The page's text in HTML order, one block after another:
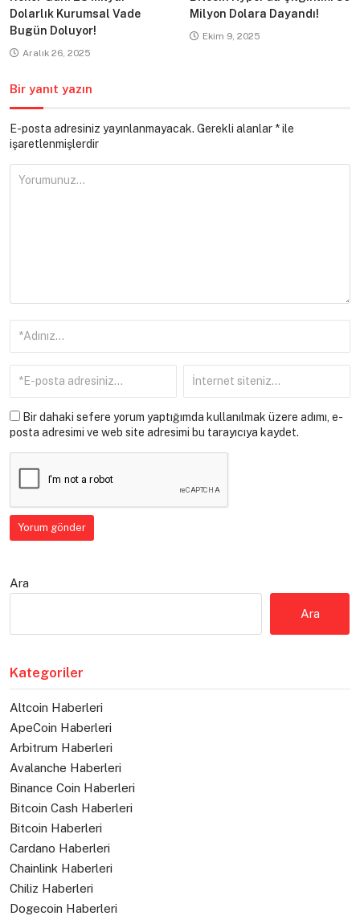
Dolarlık Kurumsal Vade
Bugün Doluyor!
Aralık 26, 2025
Milyon Dolara Dayandı!
Ekim 9, 2025
Bir yanıt yazın
E-posta adresiniz yayınlanmayacak. Gerekli alanlar *ile
işaretlenmişlerdir
Bir dahaki sefere yorum yaptığımda kullanılmak üzere adımı, e-
posta adresimi ve web site adresimi bu tarayıcıya kaydet.
Ara
Ara
Kategoriler
Altcoin Haberleri
ApeCoin Haberleri
Arbitrum Haberleri
Avalanche Haberleri
Binance Coin Haberleri
Bitcoin Cash Haberleri
Bitcoin Haberleri
Cardano Haberleri
Chainlink Haberleri
Chiliz Haberleri
Dogecoin Haberleri